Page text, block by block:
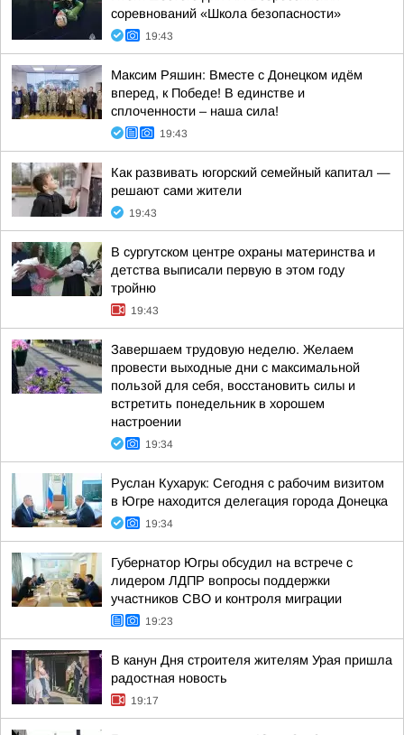
соревнований «Школа безопасности»
19:43
Максим Ряшин: Вместе с Донецком идём
вперед, к Победе! В единстве и
сплоченности – наша сила!
19:43
Как развивать югорский семейный капитал —
решают сами жители
19:43
В сургутском центре охраны материнства и
детства выписали первую в этом году
тройню
19:43
Завершаем трудовую неделю. Желаем
провести выходные дни с максимальной
пользой для себя, восстановить силы и
встретить понедельник в хорошем
настроении
19:34
Руслан Кухарук: Сегодня с рабочим визитом
в Югре находится делегация города Донецка
19:34
Губернатор Югры обсудил на встрече с
лидером ЛДПР вопросы поддержки
участников СВО и контроля миграции
19:23
В канун Дня строителя жителям Урая пришла
радостная новость
19:17